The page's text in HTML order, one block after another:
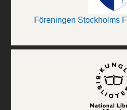
Föreningen Stockholms